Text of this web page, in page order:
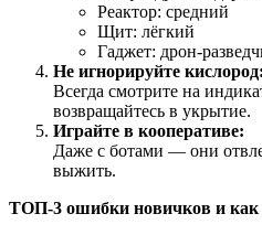
Реактор: средний
Щит: лёгкий
Гаджет: дрон-
Не игнорируйте кислород:
Всегда смотрите на
возвращайтесь в укрытие.
Играйте в кооперативе:
Даже с ботами — они
выжить.
ТОП-3 ошибки новичков и как